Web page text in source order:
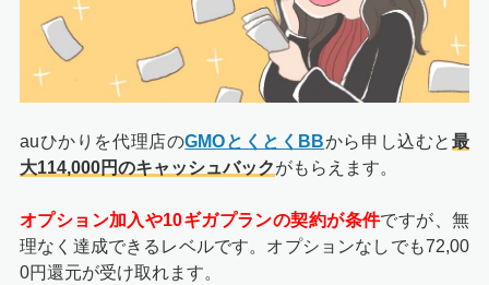
auひかりを代理店のGMOとくとくBBから申し込むと最
大114,000円のキャッシュバックがもらえます。
オプション加入や10ギガプランの契約が条件ですが、無
理なく達成できるレベルです。オプションなしでも72,00
0円還元が受け取れます。